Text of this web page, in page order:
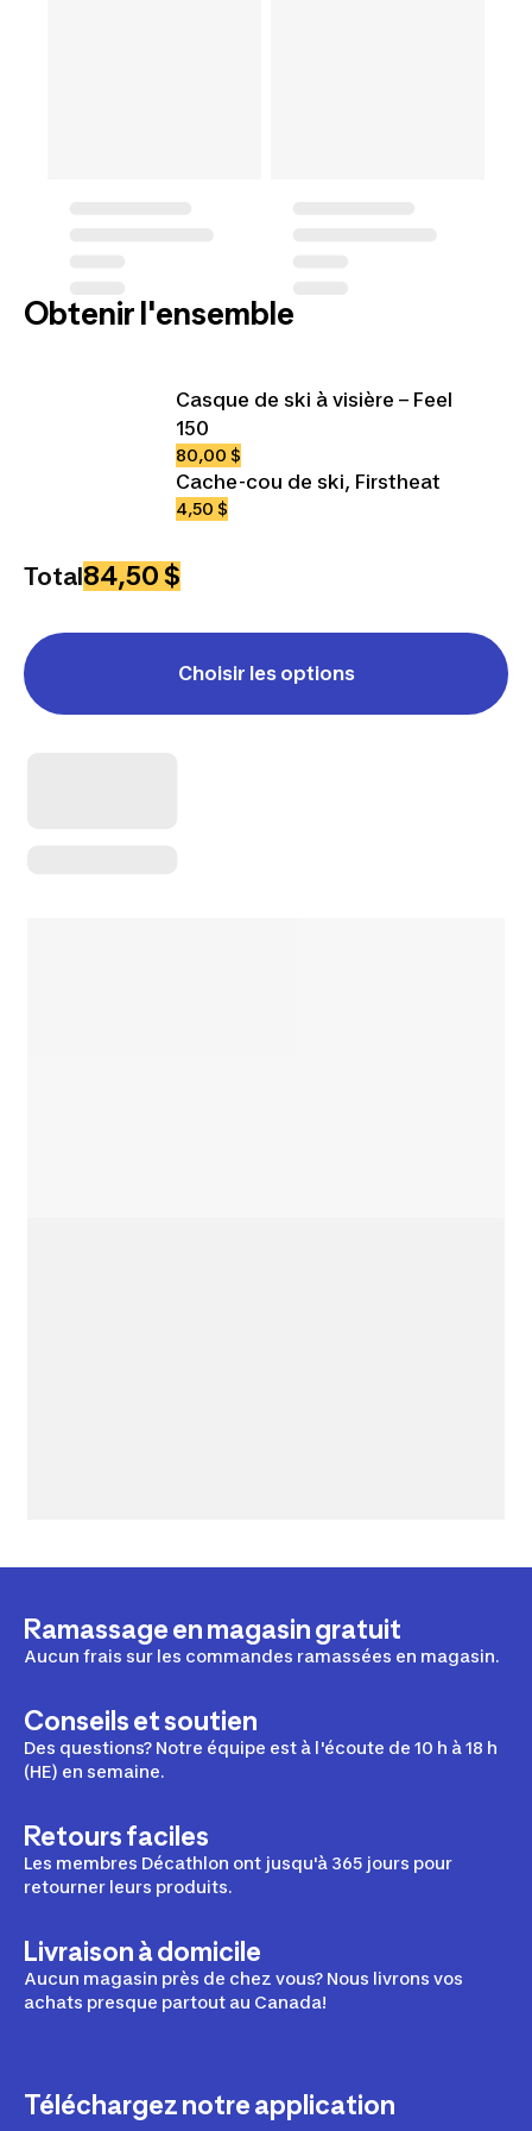
Obtenir l'ensemble
Casque de ski à visière – Feel
150
80,00 $
Cache-cou de ski, Firstheat
4,50 $
Total84,50 $
Choisir les options
Ramassage en magasin gratuit
Aucun frais sur les commandes ramassées en magasin.
Conseils et soutien
Des questions? Notre équipe est à l'écoute de 10 h à 18 h
(HE) en semaine.
Retours faciles
Les membres Décathlon ont jusqu'à 365 jours pour
retourner leurs produits.
Livraison à domicile
Aucun magasin près de chez vous? Nous livrons vos
achats presque partout au Canada!
Téléchargez notre application